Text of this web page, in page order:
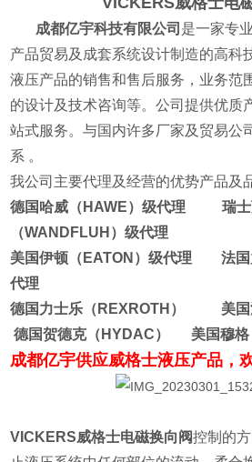
成都亿宇科技有限公司 是一家专
产品贸易及成套系统设计制造的高科
液压产品的销售和售后服务，业务范
的设计及技术咨询等。公司提供优质
站式服务。与国内许多厂家及贸易公
系
我公司主要代理及经营的优势产品及
德国哈威（HAWE）级代理 瑞士
（WANDFLUH）级代理
美国伊顿（EATON）级代理 法国
代理
德国力士乐（REXROTH） 美
德国贺德克（HYDAC） 美国穆格
成都亿宇供应威格士液压产品，
VICKERS威格士电磁换向阀控制的